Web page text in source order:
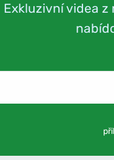
Exkluzivní videa